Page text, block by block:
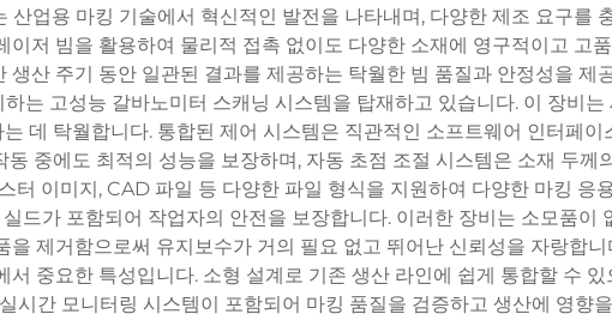
산업용 마킹 기술에서 혁신적인 발전을 나타내며, 다양한 제조 요구를
이저 빔을 활용하여 물리적 접촉 없이도 다양한 소재에 영구적이고 고
생산 주기 동안 일관된 결과를 제공하는 탁월한 빔 품질과 안정성을
는 고성능 갈바노미터 스캐닝 시스템을 탑재하고 있습니다. 이 장비
데 탁월합니다. 통합된 제어 시스템은 직관적인 소프트웨어 인터페
동 중에도 최적의 성능을 보장하며, 자동 초점 조절 시스템은 소재 두
터 이미지, CAD 파일 등 다양한 파일 형식을 지원하여 다양한 마킹
드가 포함되어 작업자의 안전을 보장합니다. 이러한 장비는 소모품
을 제거함으로써 유지보수가 거의 필요 없고 뛰어난 신뢰성을 자랑합
서 중요한 특성입니다. 소형 설계로 기존 생산 라인에 쉽게 통합할 수
시간 모니터링 시스템이 포함되어 마킹 품질을 검증하고 생산에 영향